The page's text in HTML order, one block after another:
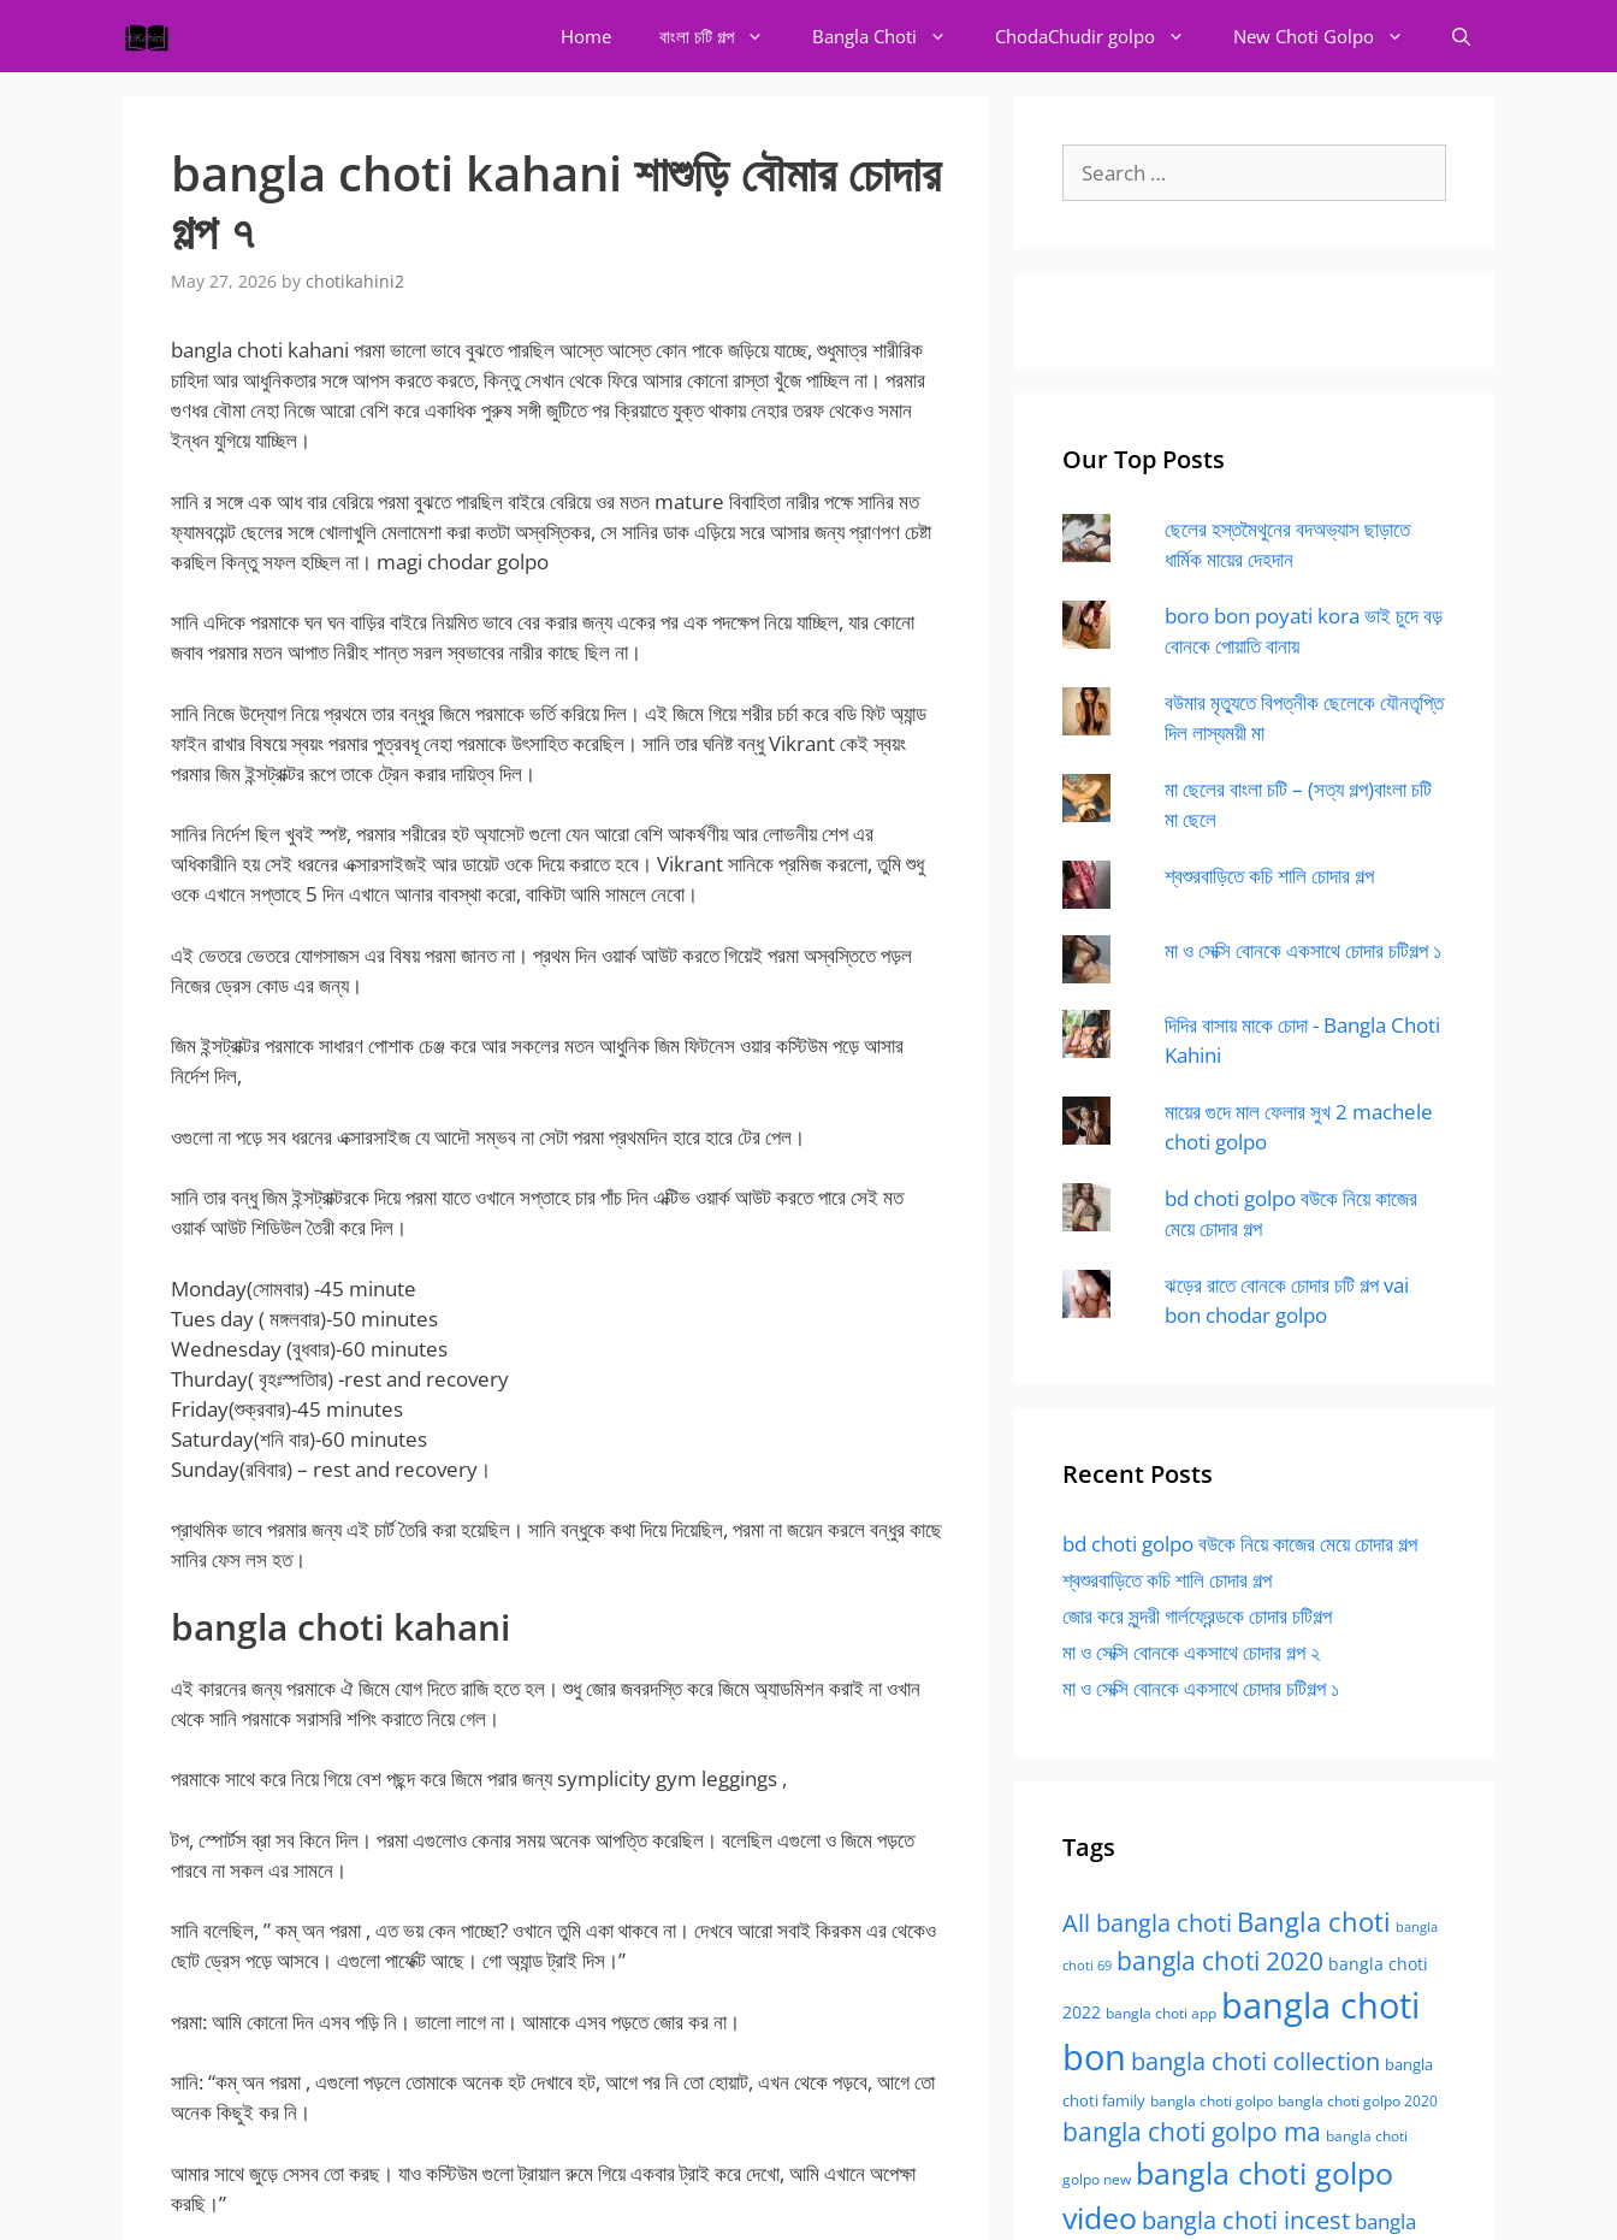
content
Home বাংলা চটি গল্প Bangla Choti ChodaChudir golpo New Choti Golpo
bangla choti kahani শাশুড়ি বৌমার চোদার
গল্প ৭
May 27, 2026 by chotikahini2
bangla choti kahani পরমা ভালো ভাবে বুঝতে পারছিল আস্তে আস্তে কোন পাকে জড়িয়ে যাচ্ছে, শুধুমাত্র শারীরিক
চাহিদা আর আধুনিকতার সঙ্গে আপস করতে করতে, কিন্তু সেখান থেকে ফিরে আসার কোনো রাস্তা খুঁজে পাচ্ছিল না। পরমার
গুণধর বৌমা নেহা নিজে আরো বেশি করে একাধিক পুরুষ সঙ্গী জুটিতে পর ক্রিয়াতে যুক্ত থাকায় নেহার তরফ থেকেও সমান
ইন্ধন যুগিয়ে যাচ্ছিল।
সানি র সঙ্গে এক আধ বার বেরিয়ে পরমা বুঝতে পারছিল বাইরে বেরিয়ে ওর মতন mature বিবাহিতা নারীর পক্ষে সানির মত
ফ্যামবয়েন্ট ছেলের সঙ্গে খোলাখুলি মেলামেশা করা কতটা অস্বস্তিকর, সে সানির ডাক এড়িয়ে সরে আসার জন্য প্রাণপণ চেষ্টা
করছিল কিন্তু সফল হচ্ছিল না। magi chodar golpo
সানি এদিকে পরমাকে ঘন ঘন বাড়ির বাইরে নিয়মিত ভাবে বের করার জন্য একের পর এক পদক্ষেপ নিয়ে যাচ্ছিল, যার কোনো
জবাব পরমার মতন আপাত নিরীহ শান্ত সরল স্বভাবের নারীর কাছে ছিল না।
সানি নিজে উদ্যোগ নিয়ে প্রথমে তার বন্ধুর জিমে পরমাকে ভর্তি করিয়ে দিল। এই জিমে গিয়ে শরীর চর্চা করে বডি ফিট অ্যান্ড
ফাইন রাখার বিষয়ে স্বয়ং পরমার পুত্রবধূ নেহা পরমাকে উৎসাহিত করেছিল। সানি তার ঘনিষ্ট বন্ধু Vikrant কেই স্বয়ং
পরমার জিম ইন্সট্রাক্টর রূপে তাকে ট্রেন করার দায়িত্ব দিল।
সানির নির্দেশ ছিল খুবই স্পষ্ট, পরমার শরীরের হট অ্যাসেট গুলো যেন আরো বেশি আকর্ষণীয় আর লোভনীয় শেপ এর
অধিকারীনি হয় সেই ধরনের এক্সারসাইজই আর ডায়েট ওকে দিয়ে করাতে হবে। Vikrant সানিকে প্রমিজ করলো, তুমি শুধু
ওকে এখানে সপ্তাহে 5 দিন এখানে আনার বাবস্থা করো, বাকিটা আমি সামলে নেবো।
এই ভেতরে ভেতরে যোগসাজস এর বিষয় পরমা জানত না। প্রথম দিন ওয়ার্ক আউট করতে গিয়েই পরমা অস্বস্তিতে পড়ল
নিজের ড্রেস কোড এর জন্য।
জিম ইন্সট্রাক্টর পরমাকে সাধারণ পোশাক চেঞ্জ করে আর সকলের মতন আধুনিক জিম ফিটনেস ওয়ার কস্টিউম পড়ে আসার
নির্দেশ দিল,
ওগুলো না পড়ে সব ধরনের এক্সারসাইজ যে আদৌ সম্ভব না সেটা পরমা প্রথমদিন হারে হারে টের পেল।
সানি তার বন্ধু জিম ইন্সট্রাক্টরকে দিয়ে পরমা যাতে ওখানে সপ্তাহে চার পাঁচ দিন এক্টিভ ওয়ার্ক আউট করতে পারে সেই মত
ওয়ার্ক আউট শিডিউল তৈরী করে দিল।
Monday(সোমবার) -45 minute
Tues day ( মঙ্গলবার)-50 minutes
Wednesday (বুধবার)-60 minutes
Thurday( বৃহঃস্পতিার) -rest and recovery
Friday(শুক্রবার)-45 minutes
Saturday(শনি বার)-60 minutes
Sunday(রবিবার) – rest and recovery।
প্রাথমিক ভাবে পরমার জন্য এই চার্ট তৈরি করা হয়েছিল। সানি বন্ধুকে কথা দিয়ে দিয়েছিল, পরমা না জয়েন করলে বন্ধুর কাছে
সানির ফেস লস হত।
bangla choti kahani
এই কারনের জন্য পরমাকে ঐ জিমে যোগ দিতে রাজি হতে হল। শুধু জোর জবরদস্তি করে জিমে অ্যাডমিশন করাই না ওখান
থেকে সানি পরমাকে সরাসরি শপিং করাতে নিয়ে গেল।
পরমাকে সাথে করে নিয়ে গিয়ে বেশ পছন্দ করে জিমে পরার জন্য symplicity gym leggings ,
টপ, স্পোর্টস ব্রা সব কিনে দিল। পরমা এগুলোও কেনার সময় অনেক আপত্তি করেছিল। বলেছিল এগুলো ও জিমে পড়তে
পারবে না সকল এর সামনে।
সানি বলেছিল, ” কম্ অন পরমা , এত ভয় কেন পাচ্ছো? ওখানে তুমি একা থাকবে না। দেখবে আরো সবাই কিরকম এর থেকেও
ছোট ড্রেস পড়ে আসবে। এগুলো পার্ফেক্ট আছে। গো অ্যান্ড ট্রাই দিস।”
পরমা: আমি কোনো দিন এসব পড়ি নি। ভালো লাগে না। আমাকে এসব পড়তে জোর কর না।
সানি: “কম্ অন পরমা , এগুলো পড়লে তোমাকে অনেক হট দেখাবে হট, আগে পর নি তো হোয়াট, এখন থেকে পড়বে, আগে তো
অনেক কিছুই কর নি।
আমার সাথে জুড়ে সেসব তো করছ। যাও কস্টিউম গুলো ট্রায়াল রুমে গিয়ে একবার ট্রাই করে দেখো, আমি এখানে অপেক্ষা
করছি।”
for:
Our Top Posts
ছেলের হস্তমৈথুনের বদঅভ্যাস ছাড়াতে
ধার্মিক মায়ের দেহদান
boro bon poyati kora ভাই চুদে বড়
বোনকে পোয়াতি বানায়
বউমার মৃত্যুতে বিপত্নীক ছেলেকে যৌনতৃপ্তি
দিল লাস্যময়ী মা
মা ছেলের বাংলা চটি – (সত্য গল্প)বাংলা চটি
মা ছেলে
শ্বশুরবাড়িতে কচি শালি চোদার গল্প
মা ও সেক্সি বোনকে একসাথে চোদার চটিগল্প ১
দিদির বাসায় মাকে চোদা - Bangla Choti
Kahini
মায়ের গুদে মাল ফেলার সুখ 2 machele
choti golpo
bd choti golpo বউকে নিয়ে কাজের
মেয়ে চোদার গল্প
ঝড়ের রাতে বোনকে চোদার চটি গল্প vai
bon chodar golpo
Recent Posts
bd choti golpo বউকে নিয়ে কাজের মেয়ে চোদার গল্প
শ্বশুরবাড়িতে কচি শালি চোদার গল্প
জোর করে সুন্দরী গার্লফ্রেন্ডকে চোদার চটিগল্প
মা ও সেক্সি বোনকে একসাথে চোদার গল্প ২
মা ও সেক্সি বোনকে একসাথে চোদার চটিগল্প ১
Tags
All bangla choti Bangla choti bangla
choti 69 bangla choti 2020 bangla choti
2022 bangla choti app bangla choti
bon bangla choti collection bangla
choti family bangla choti golpo bangla choti golpo 2020
bangla choti golpo ma bangla choti
golpo new bangla choti golpo
video bangla choti incest bangla